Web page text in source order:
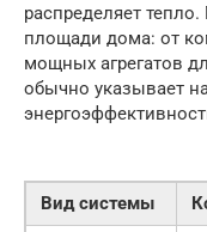
распределяет
площади дома: от
мощных агрегатов
обычно указывает
Вид системы